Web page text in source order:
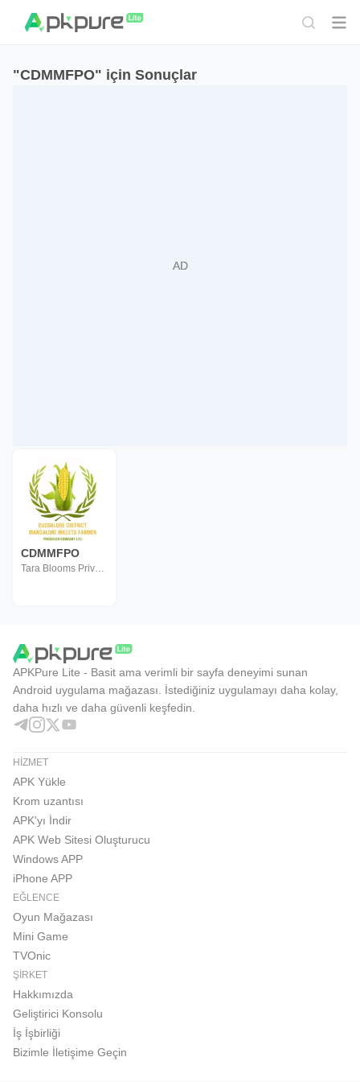
"CDMMFPO" için Sonuçlar
CDMMFPO
Tara Blooms Private Ltd
APKPure Lite - Basit ama verimli bir sayfa deneyimi sunan
Android uygulama mağazası. İstediğiniz uygulamayı daha kolay,
daha hızlı ve daha güvenli keşfedin.
HIZMET
APK Yükle
Krom uzantısı
APK'yı İndir
APK Web Sitesi Oluşturucu
Windows APP
iPhone APP
EĞLENCE
Oyun Mağazası
Mini Game
TVOnic
ŞIRKET
Hakkımızda
Geliştirici Konsolu
İş İşbirliği
Bizimle İletişime Geçin